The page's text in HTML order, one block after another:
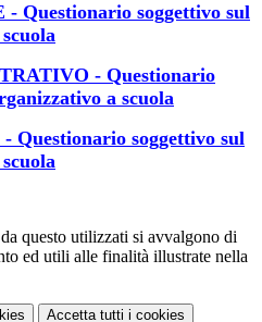
Questionario soggettivo sul
- Questionario
a scuola
Questionario soggettivo sul
questo utilizzati si avvalgono di
ed utili alle finalità illustrate nella
Accetta tutti i cookies